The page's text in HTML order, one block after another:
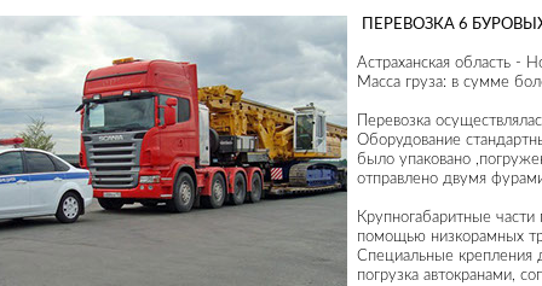
ПЕРЕВОЗКА 6
Астраханская область -
Масса груза: в сумме
Перевозка
Оборудование
было упаковано
отправлено двумя
Крупногабаритные части
помощью низкорамных
Специальные крепления
погрузка автокранами,